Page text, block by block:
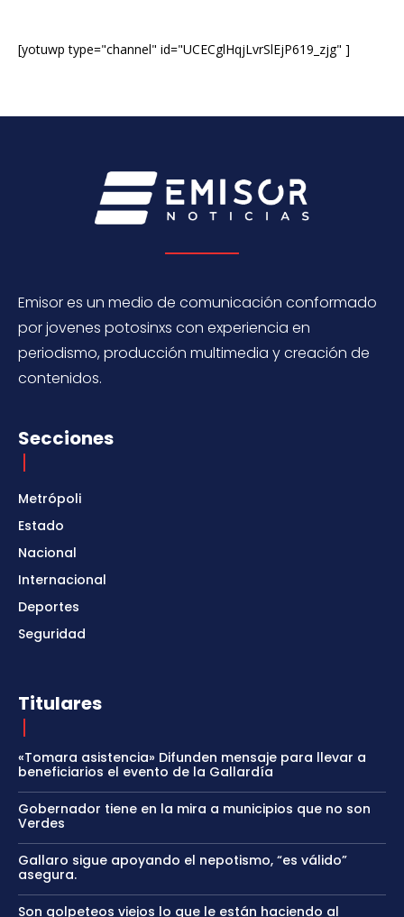
[yotuwp type="channel" id="UCECglHqjLvrSlEjP619_zjg" ]
Emisor es un medio de comunicación conformado
por jovenes potosinxs con experiencia en
periodismo, producción multimedia y creación de
contenidos.
Secciones
Metrópoli
Estado
Nacional
Internacional
Deportes
Seguridad
Titulares
«Tomara asistencia» Difunden mensaje para llevar a
beneficiarios el evento de la Gallardía
Gobernador tiene en la mira a municipios que no son
Verdes
Gallaro sigue apoyando el nepotismo, “es válido”
asegura.
Son golpeteos viejos lo que le están haciendo al